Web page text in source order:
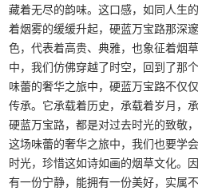
藏着无尽的韵味。这口感，如同人生
着烟雾的缓缓升起，硬蓝万宝路那深
色，代表着高贵、典雅，也象征着烟
中，我们仿佛穿越了时空，回到了那
味蕾的奢华之旅中，硬蓝万宝路不仅
传承。它承载着历史，承载着岁月，
硬蓝万宝路，都是对过去时光的致敬
这场味蕾的奢华之旅中，我们也要学
时光，珍惜这如诗如画的烟草文化。
有一份宁静，能拥有一份美好，实属